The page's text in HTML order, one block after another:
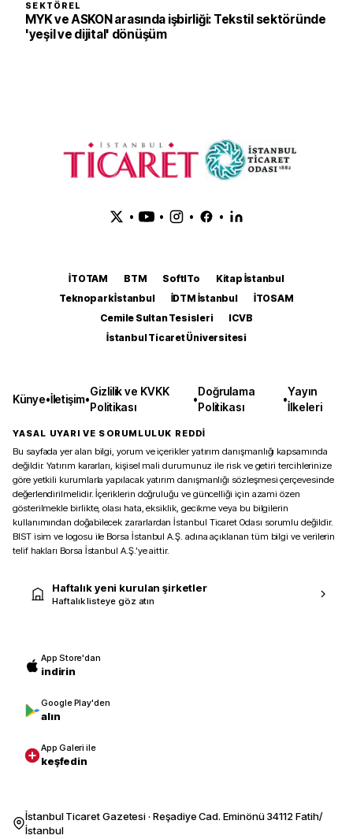
SEKTÖREL
MYK ve ASKON arasında işbirliği: Tekstil sektöründe
'yeşil ve dijital' dönüşüm
• • • •
İTOTAM BTM SoftITo
Kitap İstanbul
Teknopark İstanbul
İDTM İstanbul
İTOSAM
Cemile Sultan Tesisleri
ICVB
İstanbul Ticaret Üniversitesi
Künye•İletişim•
Gizlilik ve KVKK
Politikası
•
Doğrulama
Politikası
•
Yayın
İlkeleri
YASAL UYARI VE SORUMLULUK REDDİ
Bu sayfada yer alan bilgi, yorum ve içerikler yatırım danışmanlığı kapsamında
değildir. Yatırım kararları, kişisel mali durumunuz ile risk ve getiri tercihlerinize
göre yetkili kurumlarla yapılacak yatırım danışmanlığı sözleşmesi çerçevesinde
değerlendirilmelidir. İçeriklerin doğruluğu ve güncelliği için azami özen
gösterilmekle birlikte, olası hata, eksiklik, gecikme veya bu bilgilerin
kullanımından doğabilecek zararlardan İstanbul Ticaret Odası sorumlu değildir.
BIST isim ve logosu ile Borsa İstanbul A.Ş. adına açıklanan tüm bilgi ve verilerin
telif hakları Borsa İstanbul A.Ş.’ye aittir.
Haftalık yeni kurulan şirketler
Haftalık listeye göz atın
App Store'dan
indirin
Google Play'den
alın
App Galeri ile
keşfedin
İstanbul Ticaret Gazetesi · Reşadiye Cad. Eminönü 34112 Fatih/
İstanbul